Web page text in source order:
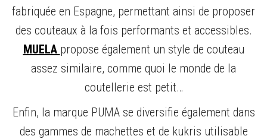
fabriquée en Espagne, permettant ainsi de proposer
des couteaux à la fois performants et accessibles.
MUELA propose également un style de couteau
assez similaire, comme quoi le monde de la
coutellerie est petit…
Enfin, la marque PUMA se diversifie également dans
des gammes de machettes et de kukris utilisable